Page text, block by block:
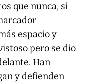
que nunca, si
espacio y
pero se dio
Han
y defienden